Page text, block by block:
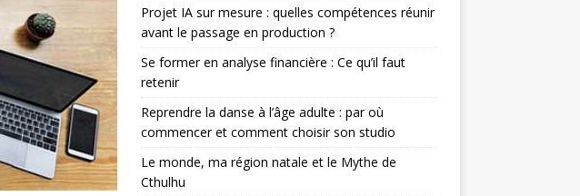
Projet IA sur mesure : quelles compétences réunir
avant le passage en production ?
Se former en analyse financière : Ce qu’il faut
retenir
Reprendre la danse à l’âge adulte : par où
commencer et comment choisir son studio
Le monde, ma région natale et le Mythe de
Cthulhu